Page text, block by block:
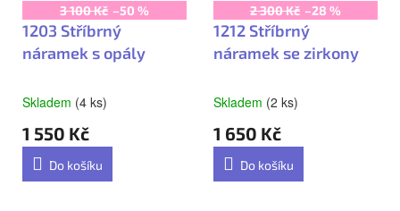
3 100 Kč –50 %
1203 Stříbrný
náramek s opály
Skladem (4 ks)
1 550 Kč
Do košíku
2 300 Kč –28 %
1212 Stříbrný
náramek se zirkony
Skladem (2 ks)
1 650 Kč
Do košíku